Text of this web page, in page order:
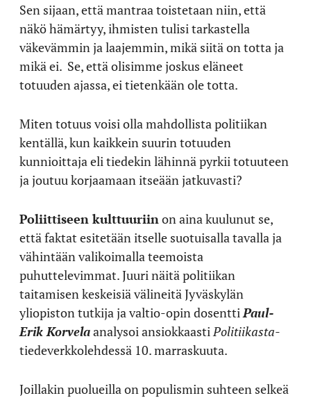
Sen sijaan, että mantraa toistetaan niin, että
näkö hämärtyy, ihmisten tulisi tarkastella
väkevämmin ja laajemmin, mikä siitä on totta ja
mikä ei. Se, että olisimme joskus eläneet
totuuden ajassa, ei tietenkään ole totta.
Miten totuus voisi olla mahdollista politiikan
kentällä, kun kaikkein suurin totuuden
kunnioittaja eli tiedekin lähinnä pyrkii totuuteen
ja joutuu korjaamaan itseään jatkuvasti?
Poliittiseen kulttuuriin on aina kuulunut se,
että faktat esitetään itselle suotuisalla tavalla ja
vähintään valikoimalla teemoista
puhuttelevimmat. Juuri näitä politiikan
taitamisen keskeisiä välineitä Jyväskylän
yliopiston tutkija ja valtio-opin dosentti Paul-
Erik Korvelaanalysoi ansiokkaasti Politiikasta-
tiedeverkkolehdessä 10. marraskuuta.
Joillakin puolueilla on populismin suhteen selkeä